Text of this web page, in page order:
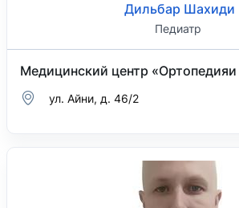
Дильбар Шахиди
Педиатр
Медицинский центр
ул. Айни, д. 46/2